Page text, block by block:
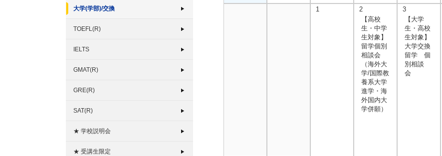
大学(学部)/交換
TOEFL(R)
IELTS
GMAT(R)
GRE(R)
SAT(R)
★ 学校説明会
★ 受講生限定
1
2
【高校
生・中学
生対象】
留学個別
相談会
（海外大
学/国際教
養系大学
進学・海
外国内大
学併願）
3
【大学
生・高校
生対象】
大学交換
留学 個
別相談
会